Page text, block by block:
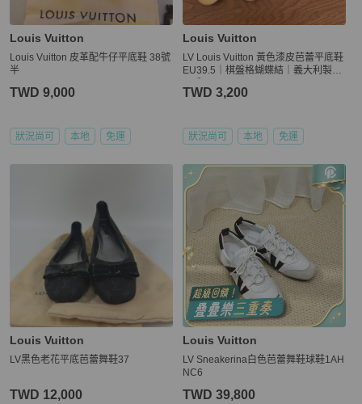
Louis Vuitton
Louis Vuitton 皮革配牛仔平底鞋 38號
半
TWD 9,000
狀況尚可 本地 免運
Louis Vuitton
LV Louis Vuitton 黃色漆皮芭蕾平底鞋
EU39.5｜棋盤格蝴蝶結｜義大利製｜
TWD 3,200
狀況尚可 本地 免運
Louis Vuitton
LV黑色老花平底芭蕾舞鞋37
TWD 12,000
Louis Vuitton
LV Sneakerina白色芭蕾舞鞋球鞋1AH
NC6
TWD 39,800